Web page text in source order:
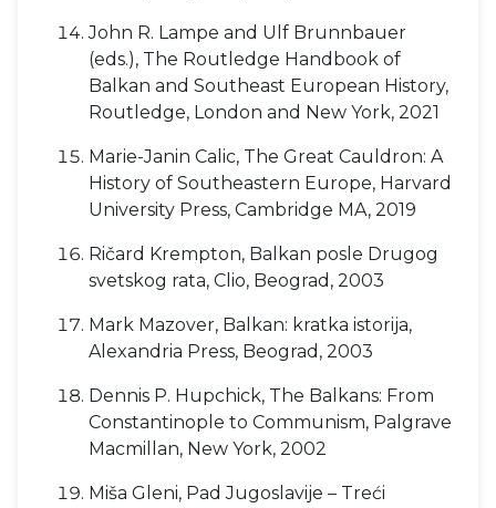
John R. Lampe and Ulf Brunnbauer
(eds.), The Routledge Handbook of
Balkan and Southeast European History,
Routledge, London and New York, 2021
Marie-Janin Calic, The Great Cauldron: A
History of Southeastern Europe, Harvard
University Press, Cambridge MA, 2019
Ričard Krempton, Balkan posle Drugog
svetskog rata, Clio, Beograd, 2003
Mark Mazover, Balkan: kratka istorija,
Alexandria Press, Beograd, 2003
Dennis P. Hupchick, The Balkans: From
Constantinople to Communism, Palgrave
Macmillan, New York, 2002
Miša Gleni, Pad Jugoslavije – Treći